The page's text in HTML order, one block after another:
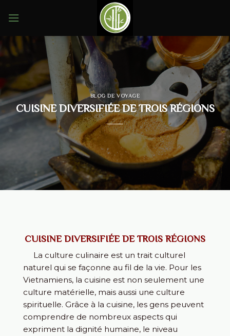
BLOG DE VOYAGE
CUISINE DIVERSIFIÉE DE TROIS RÉGIONS
CUISINE DIVERSIFIÉE DE TROIS RÉGIONS
La culture culinaire est un trait culturel
naturel qui se façonne au fil de la vie. Pour les
Vietnamiens, la cuisine est non seulement une
culture matérielle, mais aussi une culture
spirituelle. Grâce à la cuisine, les gens peuvent
comprendre de nombreux aspects qui
expriment la dignité humaine, le niveau